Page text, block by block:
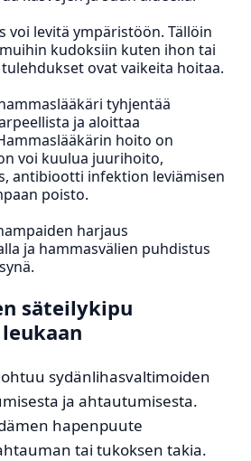
voi levitä ympäristöön. Tällöin
kudoksiin kuten ihon tai
ovat vaikeita hoitaa.
tyhjentää
ja aloittaa
hoito on
voi kuulua juurihoito,
antibiootti infektion leviämisen
poisto.
harjaus
ja hammasvälien puhdistus
säteilykipu
sydänlihasvaltimoiden
ja ahtautumisesta.
hapenpuute
tai tukoksen takia.